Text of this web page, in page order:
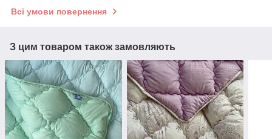
Всі умови повернення
З цим товаром також замовляють